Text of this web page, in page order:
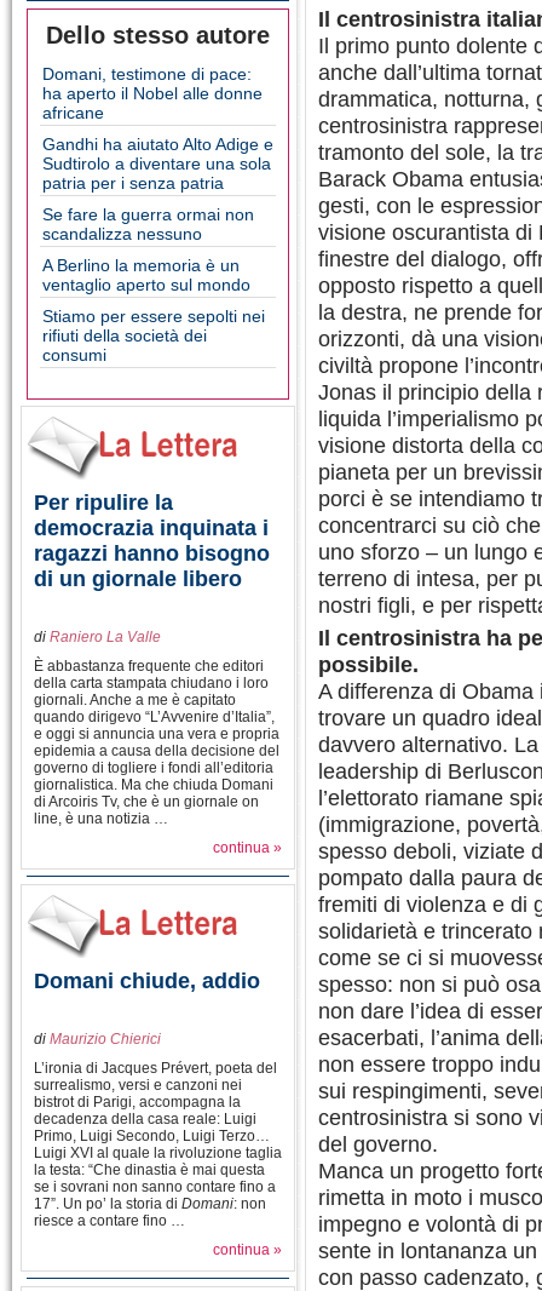
Dello stesso autore
Domani, testimone di pace:
ha aperto il Nobel alle donne
africane
Gandhi ha aiutato Alto Adige e
Sudtirolo a diventare una sola
patria per i senza patria
Se fare la guerra ormai non
scandalizza nessuno
A Berlino la memoria è un
ventaglio aperto sul mondo
Stiamo per essere sepolti nei
rifiuti della società dei
consumi
Per ripulire la
democrazia inquinata i
ragazzi hanno bisogno
di un giornale libero
di Raniero La Valle
È abbastanza frequente che editori
della carta stampata chiudano i loro
giornali. Anche a me è capitato
quando dirigevo “L’Avvenire d’Italia”,
e oggi si annuncia una vera e propria
epidemia a causa della decisione del
governo di togliere i fondi all’editoria
giornalistica. Ma che chiuda Domani
di Arcoiris Tv, che è un giornale on
line, è una notizia …
continua »
Domani chiude, addio
di Maurizio Chierici
L’ironia di Jacques Prévert, poeta del
surrealismo, versi e canzoni nei
bistrot di Parigi, accompagna la
decadenza della casa reale: Luigi
Primo, Luigi Secondo, Luigi Terzo…
Luigi XVI al quale la rivoluzione taglia
la testa: “Che dinastia è mai questa
se i sovrani non sanno contare fino a
17”. Un po’ la storia di Domani: non
riesce a contare fino …
continua »
Il centrosinistra
Il primo punto dolente
anche dall’ultima
drammatica, notturna,
centrosinistra
tramonto del sole, la
Barack Obama
gesti, con le
visione oscurantista di
finestre del dialogo,
opposto rispetto a
la destra, ne prende
orizzonti, dà una
civiltà propone
Jonas il principio della
liquida l’imperialismo
visione distorta della
pianeta per un
porci è se intendiamo
concentrarci su ciò
uno sforzo – un lungo
terreno di intesa, per
nostri figli, e per
Il centrosinistra ha
possibile.
A differenza di Obama
trovare un quadro
davvero alternativo.
leadership di
l’elettorato riamane
(immigrazione,
spesso deboli, viziate
pompato dalla paura
fremiti di violenza e di
solidarietà e trincerato
come se ci si
spesso: non si può
non dare l’idea di
esacerbati, l’anima
non essere troppo
sui respingimenti,
centrosinistra si sono
del governo.
Manca un progetto
rimetta in moto i
impegno e volontà di
sente in lontananza
con passo cadenzato,